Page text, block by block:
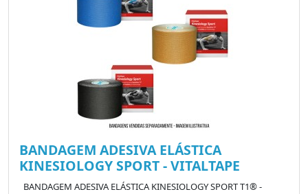
BANDAGEM ADESIVA ELÁSTICA
KINESIOLOGY SPORT - VITALTAPE
BANDAGEM ADESIVA ELÁSTICA KINESIOLOGY SPORT T1® -